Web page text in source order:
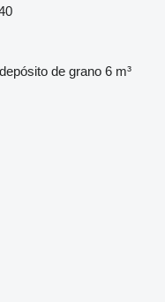
de grano 6 m³